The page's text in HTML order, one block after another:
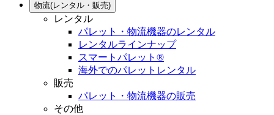
物流(レンタル・販売)
レンタル
パレット・物流機器のレンタル
レンタルラインナップ
スマートパレット®
海外でのパレットレンタル
販売
パレット・物流機器の販売
その他